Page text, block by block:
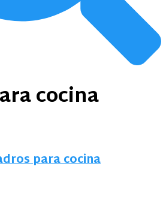
cocina
para cocina